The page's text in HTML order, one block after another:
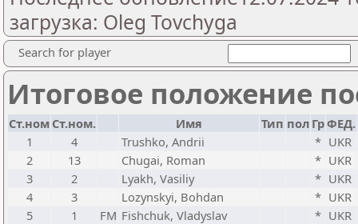
загрузка: Oleg Tovchyga
Search for player
Итоговое положение
Ст.ном Ст.ном. Имя Тип пол ГрФЕД.
1
4 Trushko, Andrii * UKR
2
13 Chugai, Roman * UKR
3
2 Lyakh, Vasiliy * UKR
4
3 Lozynskyi, Bohdan * UKR
5
1 FM Fishchuk, Vladyslav * UKR